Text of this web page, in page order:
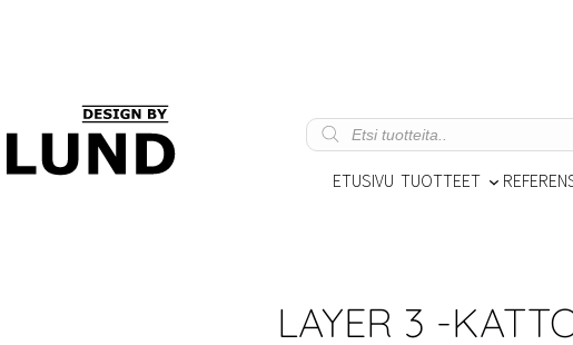
Products
search
ETUSIVU TUOTTEET
LAYER 3 -